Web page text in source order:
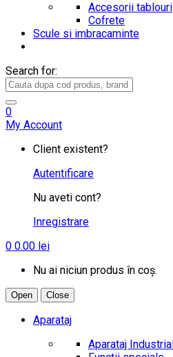
Accesorii tablouri
Cofrete
Scule si imbracaminte
Search for:
0
My Account
Client existent?
Autentificare
Nu aveti cont?
Inregistrare
0 0.00 lei
Nu ai niciun produs în coș.
Open Close
Aparataj
Aparataj Industrial